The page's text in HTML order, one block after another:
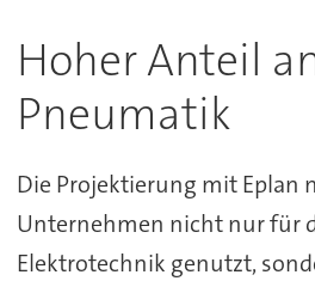
Hoher Anteil
Pneumatik
Die Projektierung mit Eplan
Unternehmen nicht nur für
Elektrotechnik genutzt,